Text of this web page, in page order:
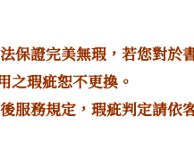
保證完美無瑕，若您對於
之瑕疵恕不更換。
服務規定，瑕疵判定請依